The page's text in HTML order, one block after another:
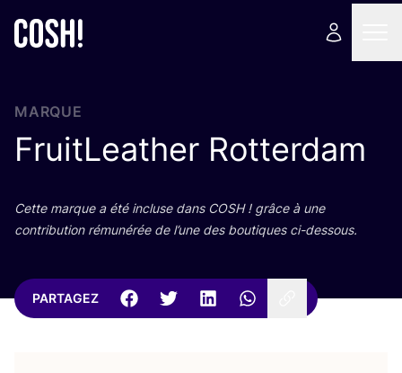
MARQUE
FruitLeather Rotterdam
Cette marque a été incluse dans COSH! grâce à une
contri­bu­tion rému­né­rée de l’une des bou­tiques ci-dessous.
PARTAGEZ